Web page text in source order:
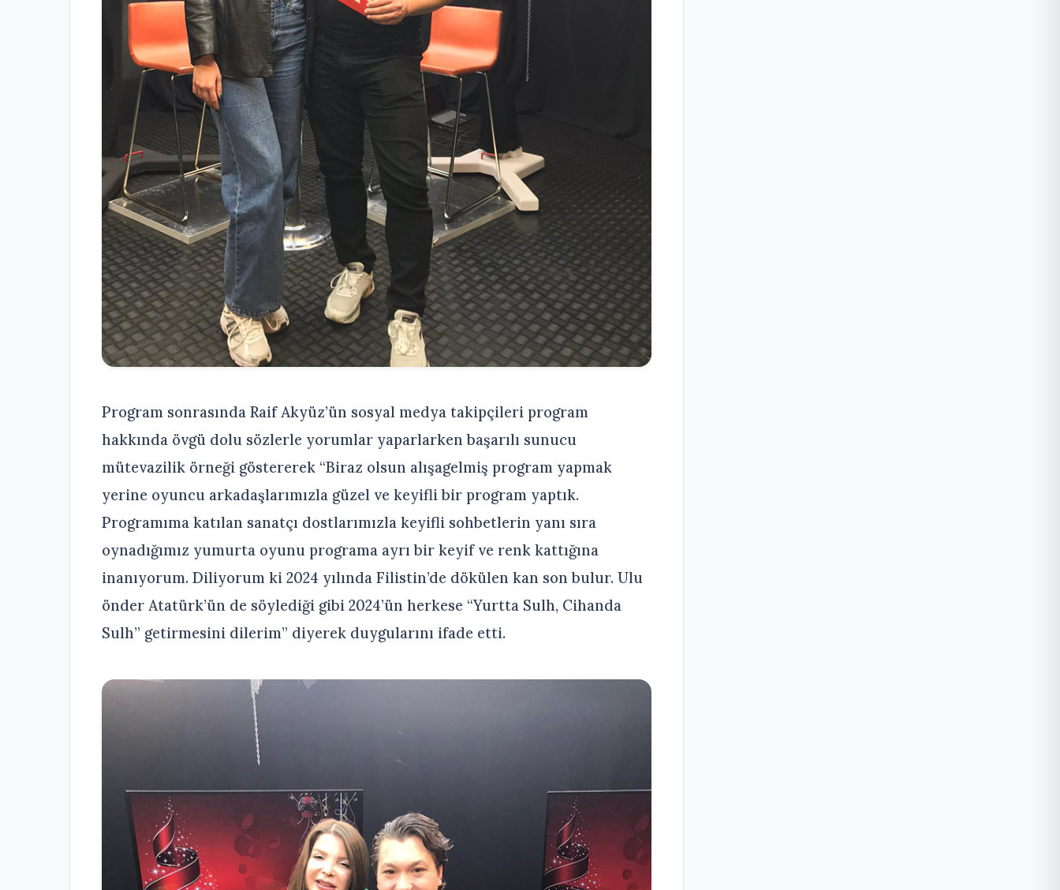
Program sonrasında Raif Akyüz’ün sosyal medya takipçileri program
hakkında övgü dolu sözlerle yorumlar yaparlarken başarılı sunucu
mütevazilik örneği göstererek “Biraz olsun alışagelmiş program yapmak
yerine oyuncu arkadaşlarımızla güzel ve keyifli bir program yaptık.
Programıma katılan sanatçı dostlarımızla keyifli sohbetlerin yanı sıra
oynadığımız yumurta oyunu programa ayrı bir keyif ve renk kattığına
inanıyorum. Diliyorum ki 2024 yılında Filistin’de dökülen kan son bulur. Ulu
önder Atatürk’ün de söylediği gibi 2024’ün herkese “Yurtta Sulh, Cihanda
Sulh” getirmesini dilerim” diyerek duygularını ifade etti.